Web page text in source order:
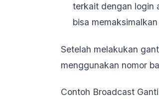
terkait dengan login
bisa
Setelah melakukan
menggunakan nomor
Contoh Broadcast